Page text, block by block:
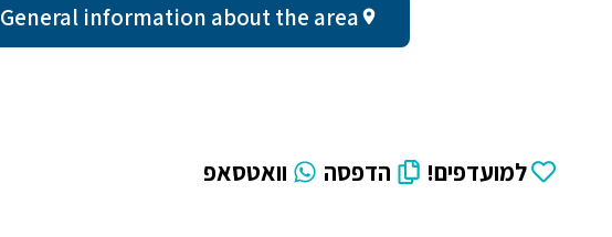
General information about the area - אוויה
למועדפים! הדפסה וואטסאפ